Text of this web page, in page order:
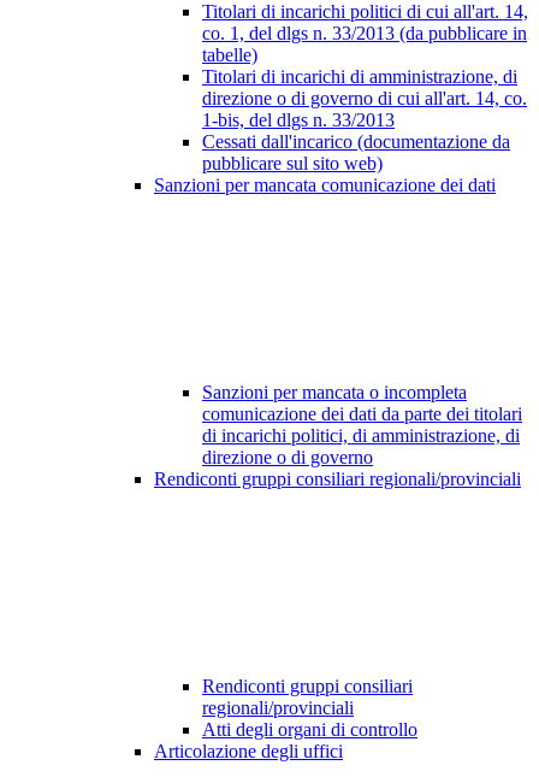
Titolari di incarichi politici di cui all'art. 14,
co. 1, del dlgs n. 33/2013 (da pubblicare in
tabelle)
Titolari di incarichi di amministrazione, di
direzione o di governo di cui all'art. 14, co.
1-bis, del dlgs n. 33/2013
Cessati dall'incarico (documentazione da
pubblicare sul sito web)
Sanzioni per mancata comunicazione dei dati
Sanzioni per mancata o incompleta
comunicazione dei dati da parte dei titolari
di incarichi politici, di amministrazione, di
direzione o di governo
Rendiconti gruppi consiliari regionali/provinciali
Rendiconti gruppi consiliari
regionali/provinciali
Atti degli organi di controllo
Articolazione degli uffici